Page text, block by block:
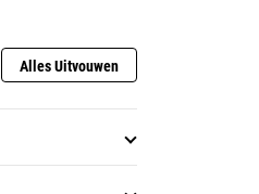
Alles Uitvouwen